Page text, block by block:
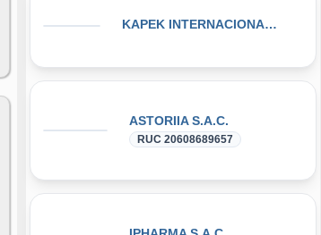
KAPEK INTERNACIONAL SAC
ASTORIIA S.A.C.
RUC 20608689657